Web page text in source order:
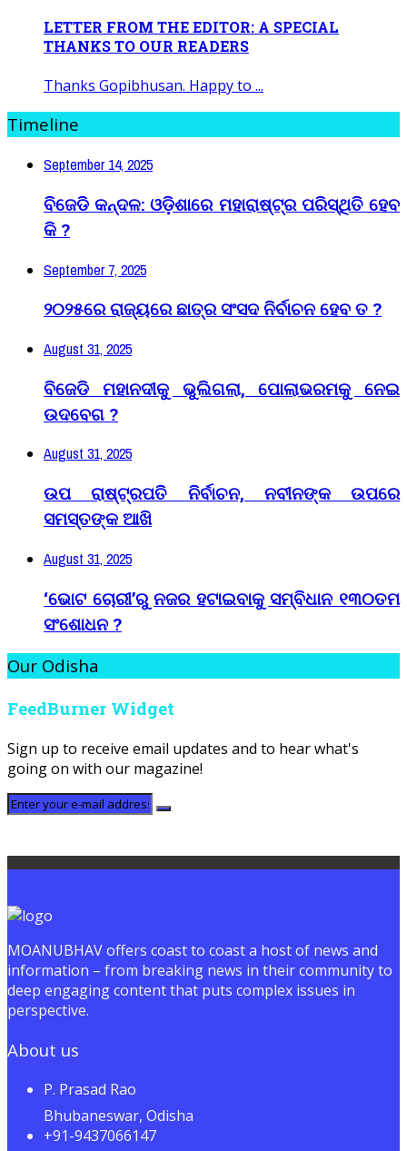
LETTER FROM THE EDITOR: A SPECIAL
THANKS TO OUR READERS
Thanks Gopibhusan. Happy to ...
Timeline
September 14, 2025
ବିଜେଡି କନ୍ଦଳ: ଓଡ଼ିଶାରେ ମହାରାଷ୍ଟ୍ର ପରିସ୍ଥିତି ହେବ
କି ?
September 7, 2025
୨୦୨୫ରେ ରାଜ୍ୟରେ ଛାତ୍ର ସଂସଦ ନିର୍ବାଚନ ହେବ ତ ?
August 31, 2025
ବିଜେଡି ମହାନଦୀକୁ ଭୁଲିଗଲା, ପୋଲାଭରମକୁ ନେଇ
ଉଦବେଗ ?
August 31, 2025
ଉପ ରାଷ୍ଟ୍ରପତି ନିର୍ବାଚନ, ନବୀନଙ୍କ ଉପରେ
ସମସ୍ତଙ୍କ ଆଖି
August 31, 2025
‘ଭୋଟ ଚୋରୀ’ରୁ ନଜର ହଟାଇବାକୁ ସମ୍ବିଧାନ ୧୩୦ତମ
ସଂଶୋଧନ ?
Our Odisha
FeedBurner Widget
Sign up to receive email updates and to hear what's
going on with our magazine!
MOANUBHAV offers coast to coast a host of news and
information – from breaking news in their community to
deep engaging content that puts complex issues in
perspective.
About us
P. Prasad Rao
Bhubaneswar, Odisha
+91-9437066147